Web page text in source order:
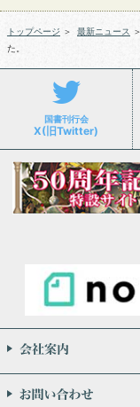
トップページ ＞ 最新ニュース ＞
た。
国書刊行会
X(旧Twitter)